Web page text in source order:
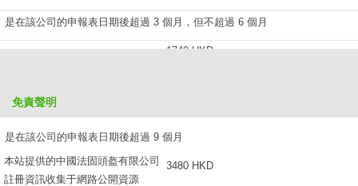
是在該公司的申報表日期後超過 3 個月，但不超過 6 個月
1740 HKD
是在該公司的申報表日期後超過 9 個月
3480 HKD
免責聲明
本站提供的中國法固頭盔有限公司
註冊資訊收集于網路公開資源